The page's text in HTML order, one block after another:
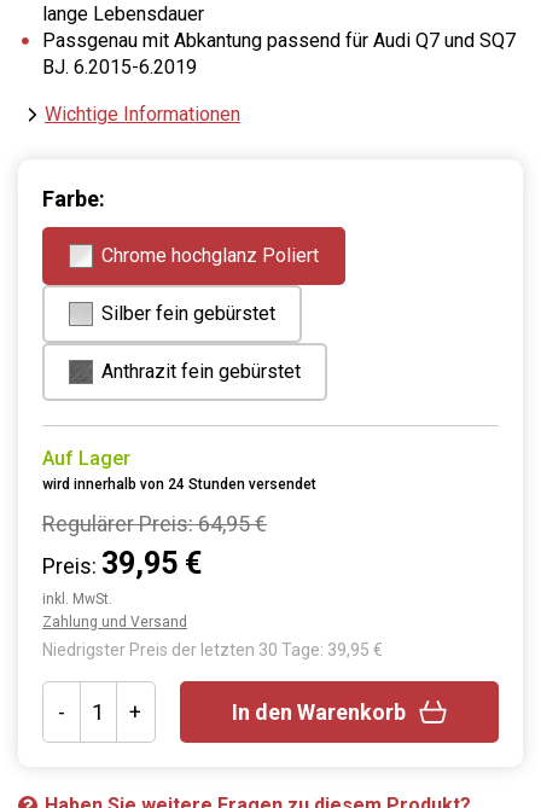
lange Lebensdauer
Passgenau mit Abkantung passend für Audi Q7 und SQ7
BJ. 6.2015-6.2019
Wichtige Informationen
Farbe:
Chrome hochglanz Poliert
Silber fein gebürstet
Anthrazit fein gebürstet
Auf Lager
wird innerhalb von 24 Stunden versendet
Regulärer Preis:64,95 €
Preis: 39,95 €
inkl. MwSt.
Zahlung und Versand
Niedrigster Preis der letzten 30 Tage: 39,95 €
- + In den Warenkorb